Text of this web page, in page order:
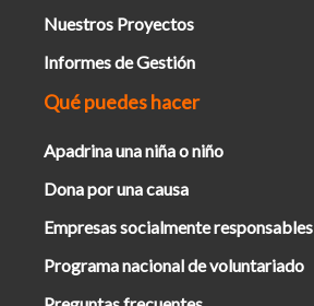
Nuestros Proyectos
Informes de Gestión
Qué puedes hacer
Apadrina una niña o niño
Dona por una causa
Empresas socialmente responsables
Programa nacional de voluntariado